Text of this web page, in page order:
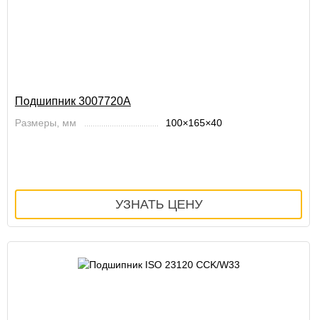
Подшипник 3007720А
Размеры, мм 100×165×40